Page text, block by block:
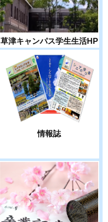
草津キャンパス学生生活HP
情報誌